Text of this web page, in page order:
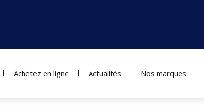
Achetez en ligne Actualités Nos marques